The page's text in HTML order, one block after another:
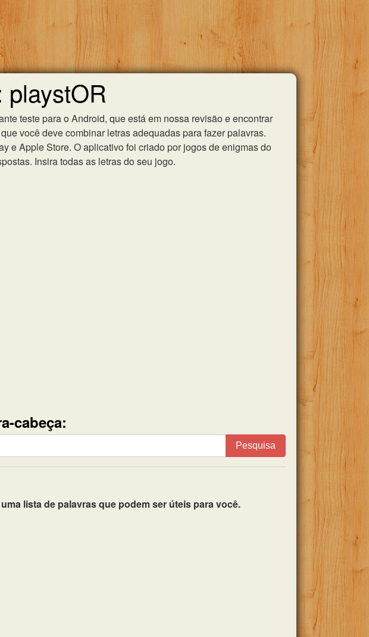
playstOR
teste para o Android, que está em nossa revisão e encontrar
você deve combinar letras adequadas para fazer palavras.
e Apple Store. O aplicativo foi criado por jogos de enigmas do
Insira todas as letras do seu jogo.
cabeça:
Pesquisa
lista de palavras que podem ser úteis para você.